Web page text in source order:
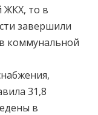
ЖКХ, то в
завершили
коммунальной
31,8
в